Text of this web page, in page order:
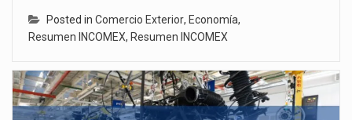
Posted in Comercio Exterior, Economía,
Resumen INCOMEX, Resumen INCOMEX